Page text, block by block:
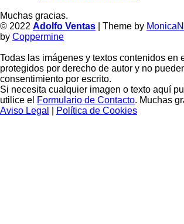
Muchas gracias.
© 2022 Adolfo Ventas | Theme by
by Coppermine
Todas las imágenes y textos contenidos en
protegidos por derecho de autor y no
consentimiento por escrito.
Si necesita cualquier imagen o texto aquí
utilice el Formulario de Contacto. Muchas
Aviso Legal
Política de Cookies